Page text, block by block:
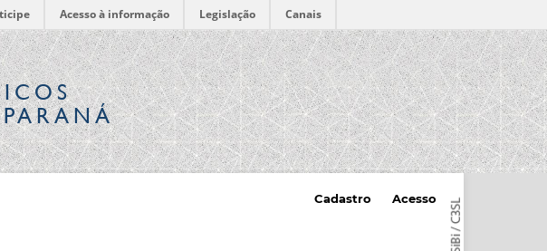
Acesso à informação Legislação Canais
Cadastro Acesso